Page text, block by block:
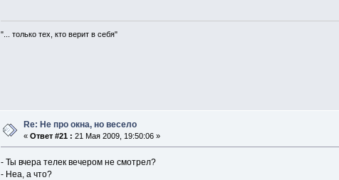
"... только тех, кто верит в себя"
Re: Не про окна, но весело
«Ответ #21 : 21 Мая 2009, 19:50:06 »
- Ты вчера телек вечером не смотрел?
- Неа, а что?